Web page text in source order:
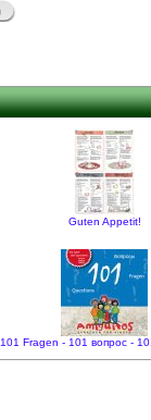
Guten Appetit!
101 Fragen - 101 вопрос -